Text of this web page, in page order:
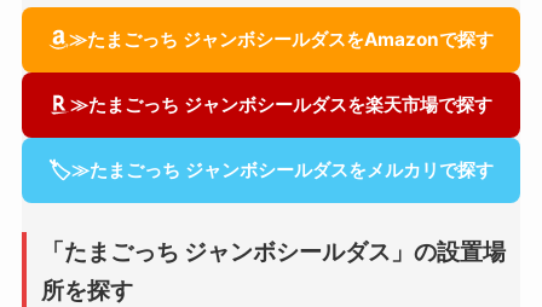
≫たまごっち ジャンボシールダスをAmazonで探す
≫たまごっち ジャンボシールダスを楽天市場で探す
🏷≫たまごっち ジャンボシールダスをメルカリで探す
「たまごっち ジャンボシールダス」の設置場
所を探す